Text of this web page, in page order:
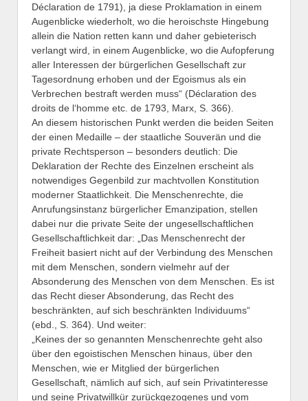
Déclaration de 1791), ja diese Proklamation in einem
Augenblicke wiederholt, wo die heroischste Hingebung
allein die Nation retten kann und daher gebieterisch
verlangt wird, in einem Augenblicke, wo die Aufopferung
aller Interessen der bürgerlichen Gesellschaft zur
Tagesordnung erhoben und der Egoismus als ein
Verbrechen bestraft werden muss“ (Déclaration des
droits de l‘homme etc. de 1793, Marx, S. 366).
An diesem historischen Punkt werden die beiden Seiten
der einen Medaille – der staatliche Souverän und die
private Rechtsperson – besonders deutlich: Die
Deklaration der Rechte des Einzelnen erscheint als
notwendiges Gegenbild zur machtvollen Konstitution
moderner Staatlichkeit. Die Menschenrechte, die
Anrufungsinstanz bürgerlicher Emanzipation, stellen
dabei nur die private Seite der ungesellschaftlichen
Gesellschaftlichkeit dar: „Das Menschenrecht der
Freiheit basiert nicht auf der Verbindung des Menschen
mit dem Menschen, sondern vielmehr auf der
Absonderung des Menschen von dem Menschen. Es ist
das Recht dieser Absonderung, das Recht des
beschränkten, auf sich beschränkten Individuums“
(ebd., S. 364). Und weiter:
„Keines der so genannten Menschenrechte geht also
über den egoistischen Menschen hinaus, über den
Menschen, wie er Mitglied der bürgerlichen
Gesellschaft, nämlich auf sich, auf sein Privatinteresse
und seine Privatwillkür zurückgezogenes und vom